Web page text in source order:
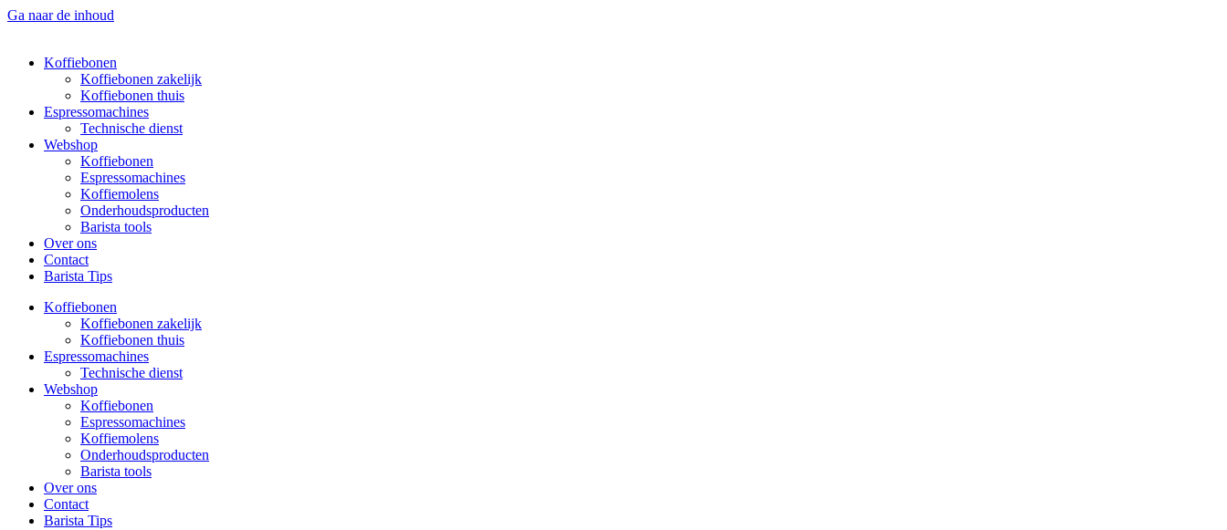
Ga naar de inhoud
Koffiebonen
Koffiebonen zakelijk
Koffiebonen thuis
Espressomachines
Technische dienst
Webshop
Koffiebonen
Espressomachines
Koffiemolens
Onderhoudsproducten
Barista tools
Over ons
Contact
Barista Tips
Koffiebonen
Koffiebonen zakelijk
Koffiebonen thuis
Espressomachines
Technische dienst
Webshop
Koffiebonen
Espressomachines
Koffiemolens
Onderhoudsproducten
Barista tools
Over ons
Contact
Barista Tips